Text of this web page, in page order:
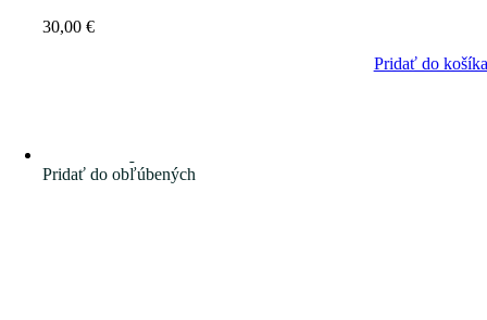
30,00€
Pridať do košíka
Pridať do obľúbených